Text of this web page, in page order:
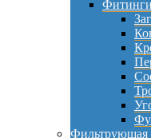
Фильтрующая